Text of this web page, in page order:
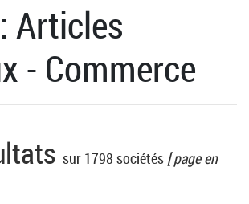
Articles
- Commerce
sur 1798 sociétés [ page en